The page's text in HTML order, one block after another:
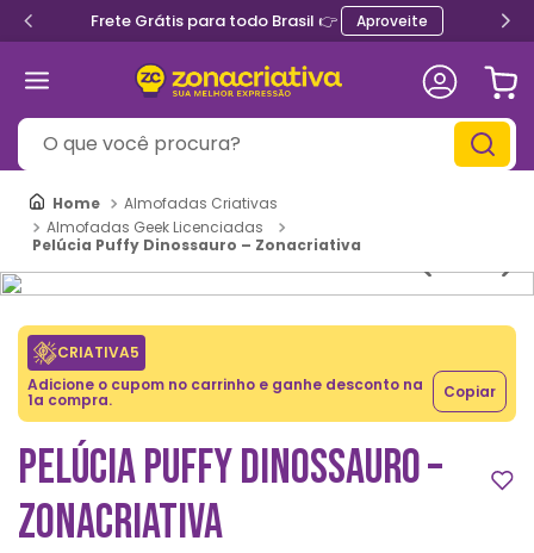
Frete Grátis para todo Brasil 👉 Aproveite
O que você procura?
Almofadas Criativas
Almofadas Geek Licenciadas
Pelúcia Puffy Dinossauro – Zonacriativa
CRIATIVA5
Adicione o cupom no carrinho e ganhe desconto na
1a compra. Copiar
PELÚCIA PUFFY DINOSSAURO –
ZONACRIATIVA